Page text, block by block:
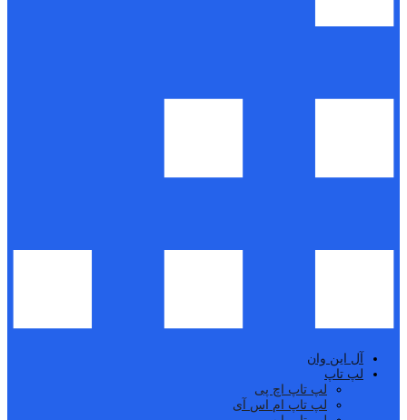
آل این وان
لپ تاپ
لپ تاپ اچ پی
لپ تاپ ام اس آی